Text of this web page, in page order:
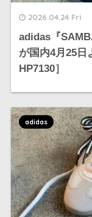
2026.04.24 Fri
adidas『
が国内4月25日
HP7130］
adidas